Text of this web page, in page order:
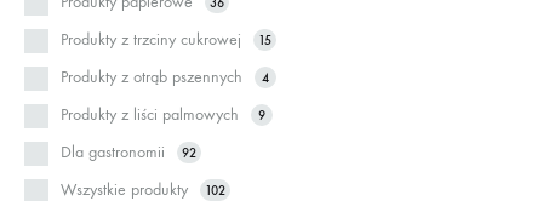
36
Produkty z trzciny cukrowej 15
Produkty z otrąb pszennych 4
Produkty z liści palmowych 9
Dla gastronomii 92
Wszystkie produkty 102